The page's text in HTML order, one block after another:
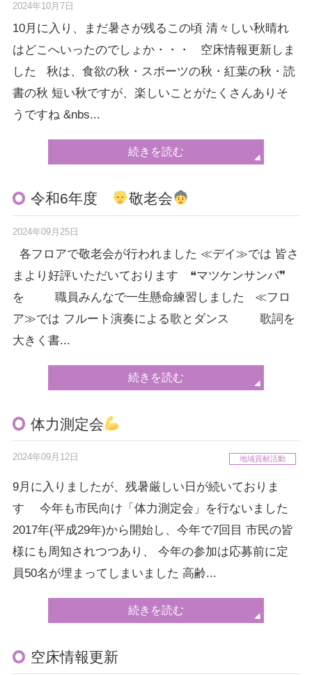
2024年10月7日
10月に入り、まだ暑さが残るこの頃 清々しい秋晴れ
はどこへいったのでしょか・・・ 空床情報更新しま
した 秋は、食欲の秋・スポーツの秋・紅葉の秋・読
書の秋 短い秋ですが、楽しいことがたくさんありそ
うですね &nbs...
続きを読む
令和6年度 敬老会
2024年09月25日
各フロアで敬老会が行われました ≪デイ≫では 皆さ
まより好評いただいております ❝マツケンサンバ❞
を 職員みんなで一生懸命練習しました ≪フロ
ア≫では フルート演奏による歌とダンス 歌詞を
大きく書...
続きを読む
体力測定会
地域貢献活動
2024年09月12日
9月に入りましたが、残暑厳しい日が続いておりま
す 今年も市民向け「体力測定会」を行ないました
2017年(平成29年)から開始し、今年で7回目 市民の皆
様にも周知されつつあり、 今年の参加は応募前に定
員50名が埋まってしまいました 高齢...
続きを読む
空床情報更新